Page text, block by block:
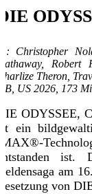
Christopher
Robert
Theron,
US 2026, 173
ODYSSEE,
ein
ist.
am
von